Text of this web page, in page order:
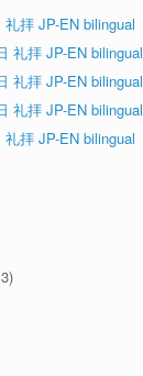
拝 JP-EN bilingual
礼拝 JP-EN bilingual
礼拝 JP-EN bilingual
礼拝 JP-EN bilingual
拝 JP-EN bilingual